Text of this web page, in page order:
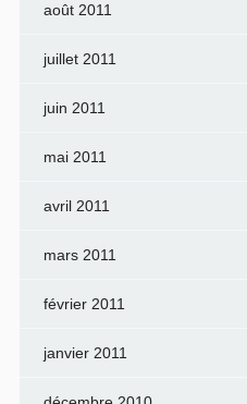
août 2011
juillet 2011
juin 2011
mai 2011
avril 2011
mars 2011
février 2011
janvier 2011